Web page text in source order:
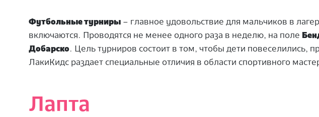
Футбольные турниры – главное удовольствие для мальчиков в
включаются. Проводятся не менее одного раза в неделю, на поле
Добарско. Цель турниров состоит в том, чтобы дети повеселились,
ЛакиКидс раздает специальные отличия в области спортивного
Лапта